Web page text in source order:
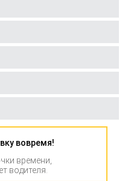
вовремя!
времени,
водителя.